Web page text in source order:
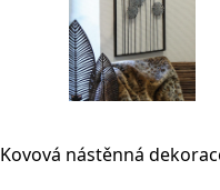
Kovová nástěnná